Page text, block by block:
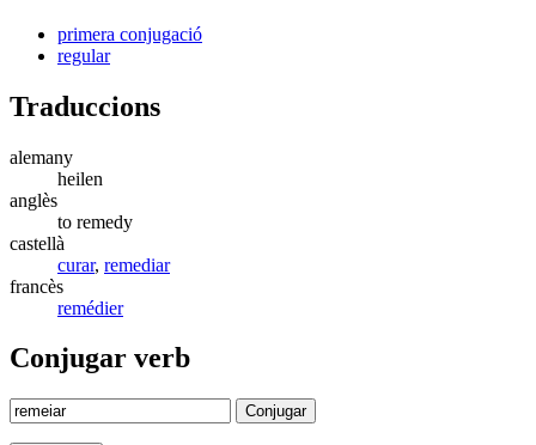
primera conjugació
regular
Traduccions
alemany
heilen
anglès
to remedy
castellà
curar, remediar
francès
remédier
Conjugar verb
Conjugar